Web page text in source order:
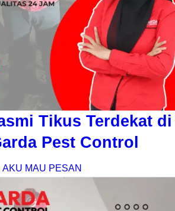
Tikus Terdekat di
Pest Control
AKU MAU PESAN